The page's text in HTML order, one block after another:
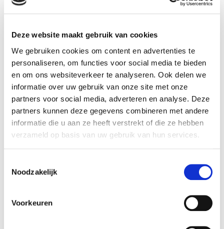
Deze website maakt gebruik van cookies
We gebruiken cookies om content en advertenties te
personaliseren, om functies voor social media te bieden
en om ons websiteverkeer te analyseren. Ook delen we
informatie over uw gebruik van onze site met onze
partners voor social media, adverteren en analyse. Deze
partners kunnen deze gegevens combineren met andere
informatie die u aan ze heeft verstrekt of die ze hebben
verzameld op basis van uw gebruik van hun services.
Noodzakelijk
Voorkeuren
product_detail.product_properties.properties.color
Zwart
Product details
Betaalbaar met
Ecocheques:
Ja, in onze tuincentra
Gewicht:
0,01 kg
Breedte (cm):
Diameter (cm):